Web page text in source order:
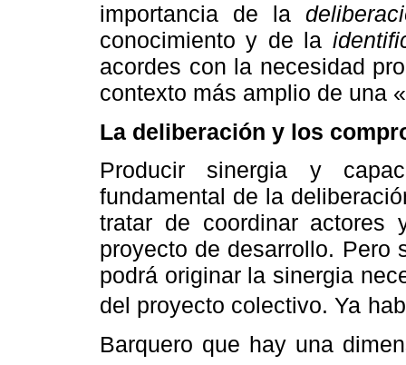
importancia de la
conocimiento y de la
acordes con la necesidad
contexto más amplio de una
La deliberación y los
Producir sinergia y
fundamental de la
tratar de coordinar
proyecto de desarrollo. Pero
podrá originar la sinergia
del proyecto colectivo. Ya
Barquero que hay una